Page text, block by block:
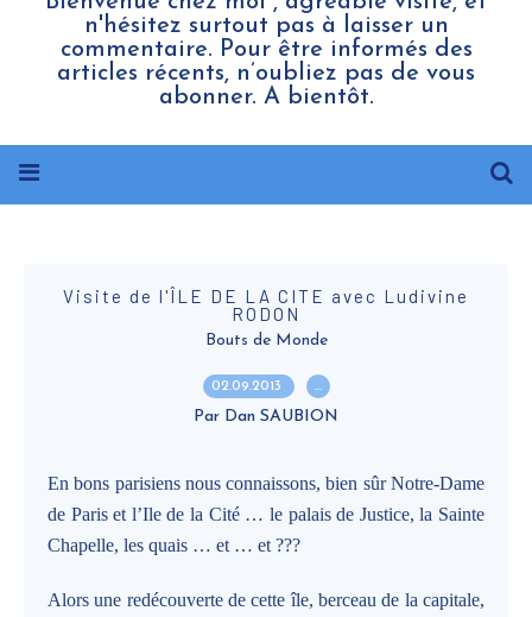
n'hésitez surtout pas à laisser un
commentaire. Pour être informés des
articles récents, n’oubliez pas de vous
abonner. A bientôt.
Visite de l'ÎLE DE LA CITE avec Ludivine
RODON
Bouts de Monde
02.09.2013 …
Par Dan SAUBION
En bons parisiens nous connaissons, bien sûr Notre-Dame
de Paris et l’Ile de la Cité … le palais de Justice, la Sainte
Chapelle, les quais … et … et ???
Alors une redécouverte de cette île, berceau de la capitale,